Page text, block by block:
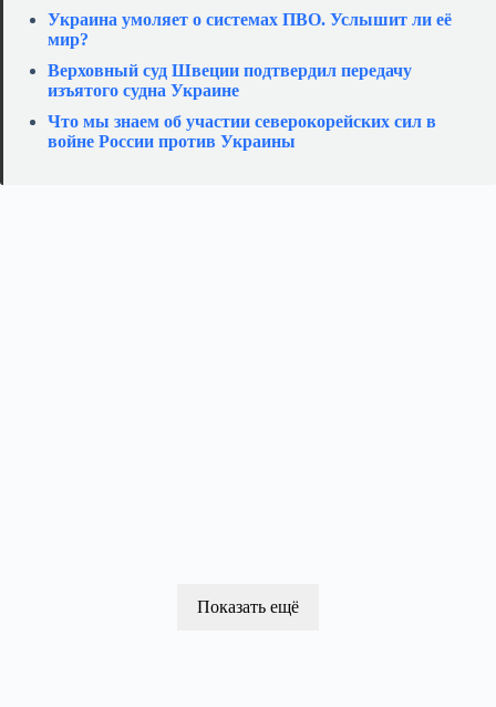
Украина умоляет о системах ПВО. Услышит ли её
мир?
Верховный суд Швеции подтвердил передачу
изъятого судна Украине
Что мы знаем об участии северокорейских сил в
войне России против Украины
Показать ещё